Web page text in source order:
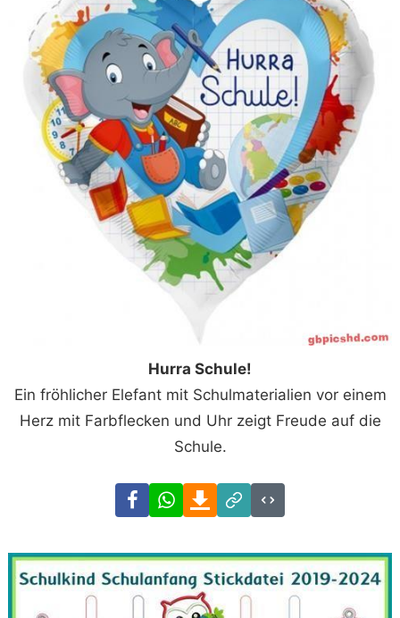
Hurra Schule!
Ein fröhlicher Elefant mit Schulmaterialien vor einem
Herz mit Farbflecken und Uhr zeigt Freude auf die
Schule.
FacebookWhatsAppDownload
Link
Code